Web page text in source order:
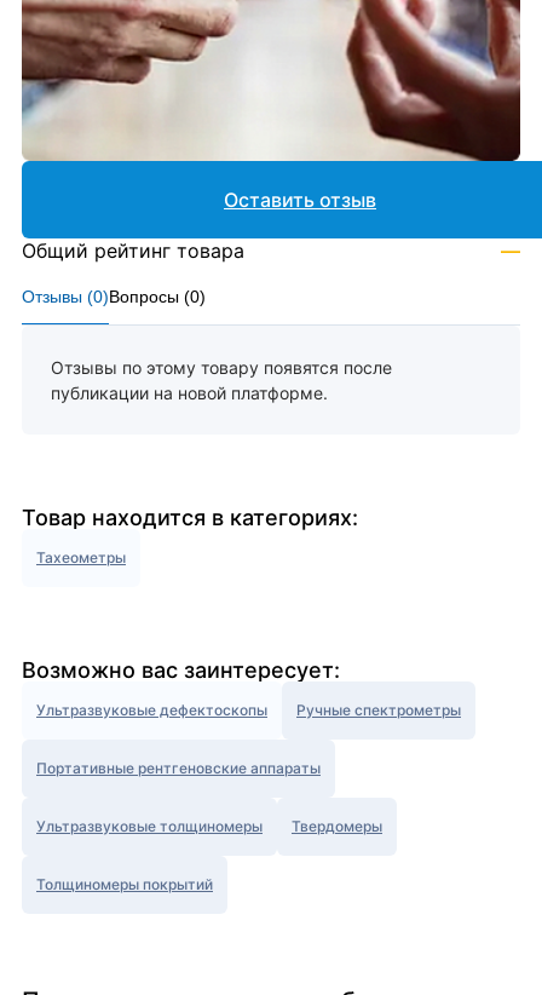
Отзывы (0)Вопросы (0)
Отзывы по этому товару появятся после
публикации на новой платформе.
Оставить отзыв
Общий рейтинг товара —
Товар находится в категориях:
Тахеометры
Возможно вас заинтересует:
Ультразвуковые дефектоскопы Ручные спектрометры
Портативные рентгеновские аппараты
Ультразвуковые толщиномеры Твердомеры
Толщиномеры покрытий